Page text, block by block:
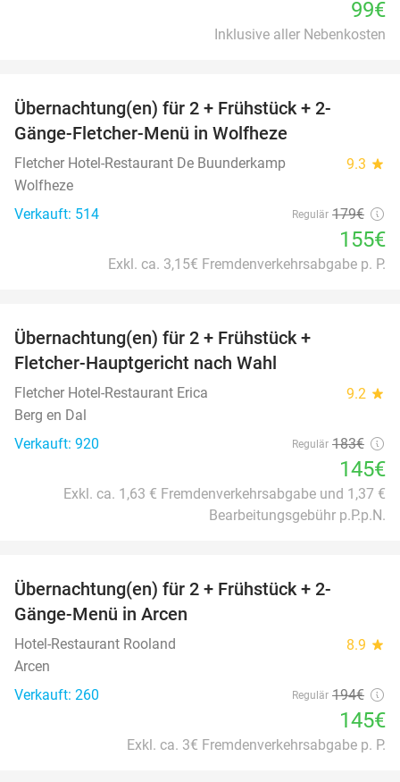
99€
Inklusive aller Nebenkosten
Übernachtung(en) für 2 + Frühstück + 2-
Gänge-Fletcher-Menü in Wolfheze
Fletcher Hotel-Restaurant De Buunderkamp 9.3 star
Wolfheze
Verkauft: 514
Regulär 179€
155€
Exkl. ca. 3,15€ Fremdenverkehrsabgabe p. P.
Übernachtung(en) für 2 + Frühstück +
Fletcher-Hauptgericht nach Wahl
Fletcher Hotel-Restaurant Erica 9.2 star
Berg en Dal
Verkauft: 920
Regulär 183€
145€
Exkl. ca. 1,63 € Fremdenverkehrsabgabe und 1,37 €
Bearbeitungsgebühr p.P.p.N.
Übernachtung(en) für 2 + Frühstück + 2-
Gänge-Menü in Arcen
Hotel-Restaurant Rooland 8.9 star
Arcen
Verkauft: 260
Regulär 194€
145€
Exkl. ca. 3€ Fremdenverkehrsabgabe p. P.